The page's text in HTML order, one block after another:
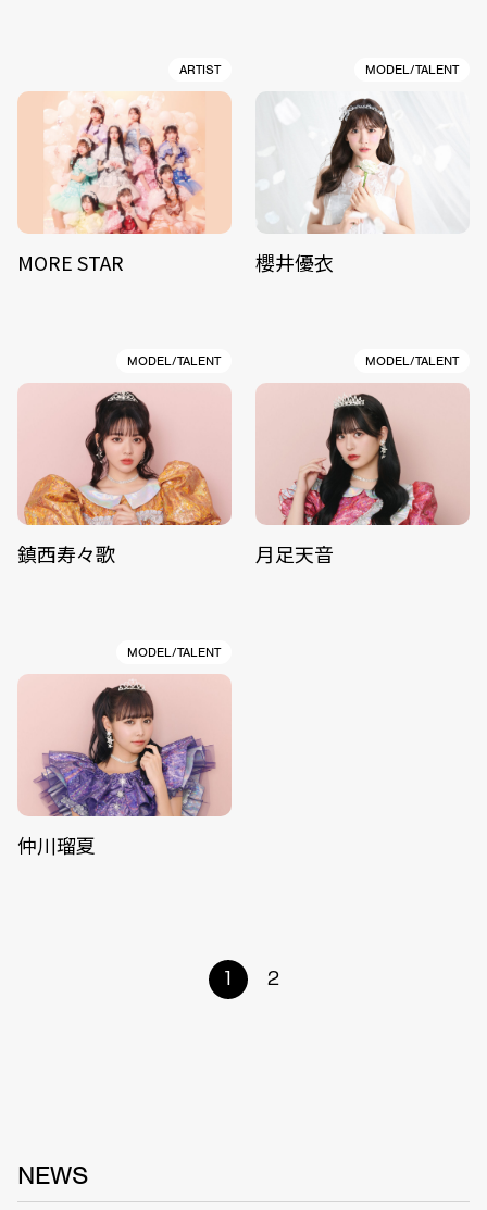
ARTIST
MORE STAR
MODEL/TALENT
櫻井優衣
MODEL/TALENT
鎮西寿々歌
MODEL/TALENT
月足天音
MODEL/TALENT
仲川瑠夏
1 2
NEWS